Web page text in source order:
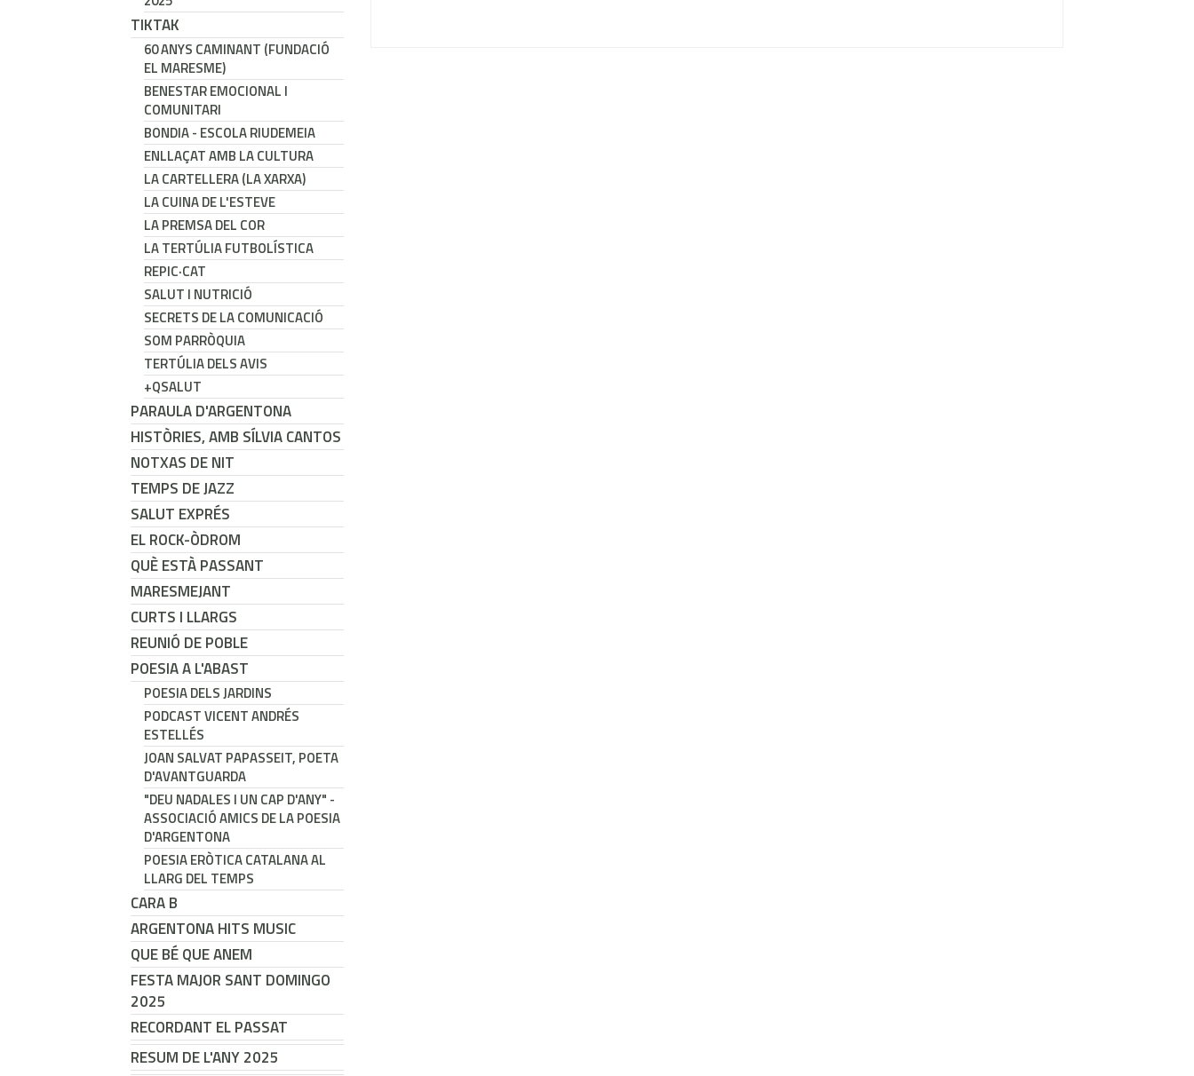
TIKTAK
60 ANYS CAMINANT (FUNDACIÓ
EL MARESME)
BENESTAR EMOCIONAL I
COMUNITARI
BONDIA - ESCOLA RIUDEMEIA
ENLLAÇAT AMB LA CULTURA
LA CARTELLERA (LA XARXA)
LA CUINA DE L'ESTEVE
LA PREMSA DEL COR
LA TERTÚLIA FUTBOLÍSTICA
REPIC·CAT
SALUT I NUTRICIÓ
SECRETS DE LA COMUNICACIÓ
SOM PARRÒQUIA
TERTÚLIA DELS AVIS
+QSALUT
PARAULA D'ARGENTONA
HISTÒRIES, AMB SÍLVIA CANTOS
NOTXAS DE NIT
TEMPS DE JAZZ
SALUT EXPRÉS
EL ROCK-ÒDROM
QUÈ ESTÀ PASSANT
MARESMEJANT
CURTS I LLARGS
REUNIÓ DE POBLE
POESIA A L'ABAST
POESIA DELS JARDINS
PODCAST VICENT ANDRÉS
ESTELLÉS
JOAN SALVAT PAPASSEIT, POETA
D'AVANTGUARDA
"DEU NADALES I UN CAP D'ANY" -
ASSOCIACIÓ AMICS DE LA POESIA
D'ARGENTONA
POESIA ERÒTICA CATALANA AL
LLARG DEL TEMPS
CARA B
ARGENTONA HITS MUSIC
QUE BÉ QUE ANEM
FESTA MAJOR SANT DOMINGO
2025
RECORDANT EL PASSAT
RESUM DE L'ANY 2025